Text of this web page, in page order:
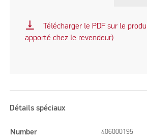
vertical_align_bottom
Télécharger le PDF sur le
apporté chez le revendeur)
Détails spéciaux
Number 406000195